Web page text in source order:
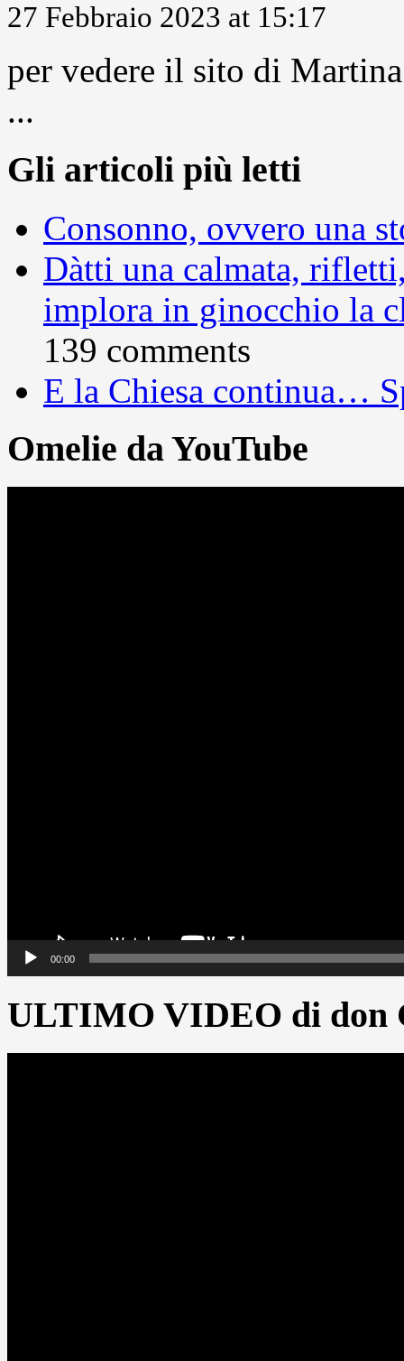
27 Febbraio 2023 at 15:17
per vedere il sito di
...
Gli articoli più letti
Consonno, ovvero una
Dàtti una calmata,
implora in ginocchio la
139 comments
E la Chiesa continua…
Omelie da YouTube
00:00
ULTIMO VIDEO di don